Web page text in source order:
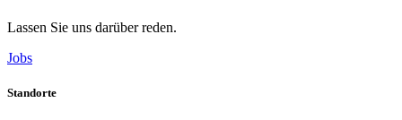
concorrenza
è
feroce.
Ogni
operatore
cerca
Lassen Sie uns darüber reden.
Jobs
Standorte